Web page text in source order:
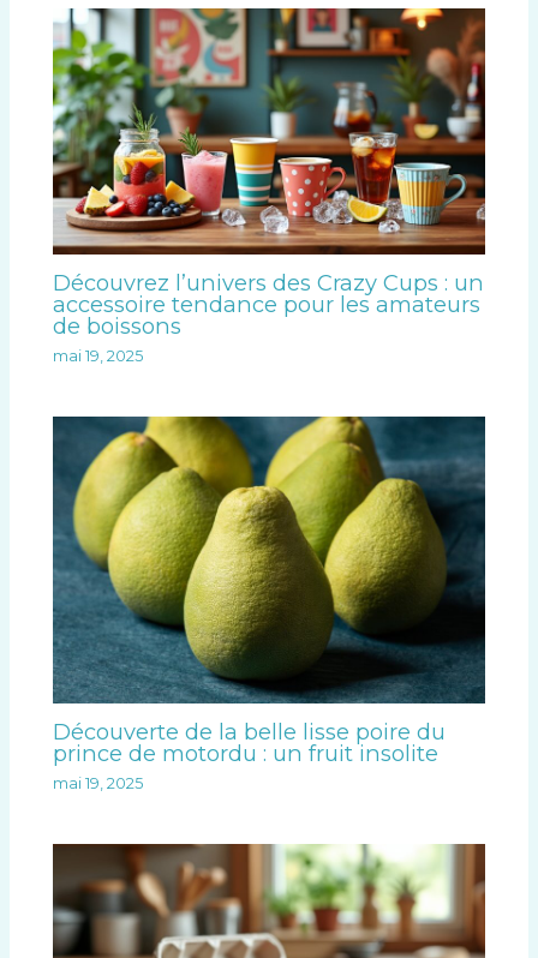
Découvrez l’univers des Crazy Cups : un
accessoire tendance pour les amateurs
de boissons
mai 19, 2025
Découverte de la belle lisse poire du
prince de motordu : un fruit insolite
mai 19, 2025